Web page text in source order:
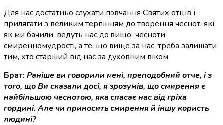
Для нас достатньо слухати повчання Святих отців і
прилягати з великим терпінням до творення чеснот, які,
як ми бачили, ведуть нас до вищої чесноти
смиренномудрості, а те, що вище за нас, треба залишати
тим, хто старший від нас за духовним віком.
Брат: Раніше ви говорили мені, преподобний отче, і з
того, що Ви сказали досі, я зрозумів, що смирення є
найбільшою чеснотою, яка спасає нас від гріха
гордині. Але чи приносить смирення й іншу користь
людині?